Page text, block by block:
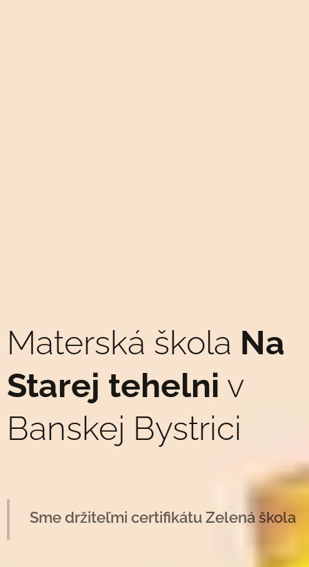
Materská škola Na
Starej tehelni v
Banskej Bystrici
Sme držiteľmi certifikátu Zelená škola